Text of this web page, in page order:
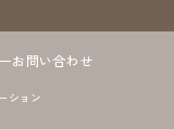
お問い合わせ
ション